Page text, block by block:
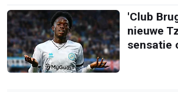
'Club
nieuwe
sensatie